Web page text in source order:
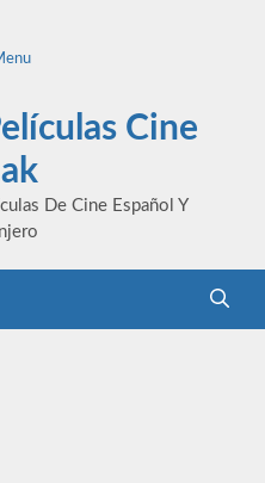
Cine
De Cine Español Y